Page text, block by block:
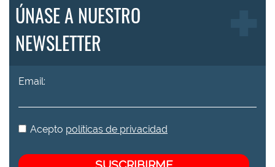
ÚNASE A NUESTRO
NEWSLETTER
Email:
Acepto políticas de privacidad